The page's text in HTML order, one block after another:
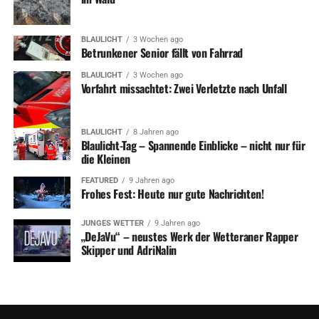
Einsatzkräfte handeln nicht willkürlich, sondern sorgen
unter oftmals schwierigen Bedingungen für die
Sicherheit der Bevölkerung und einen reibungslosen
Einsatzablauf. Jede Missachtung von Absperrungen
gefährdet Menschen und erschwert die Arbeit der
Feuerwehr erheblich.
Foto: Feuerwehr
ADVERTISEMENT
UP NEXT
BLAULICHT 3 Wochen ago
Betrunkener Senior fällt von Fahrrad
BLAULICHT 3 Wochen ago
Vorfahrt missachtet: Zwei Verletzte nach Unfall
BLAULICHT 8 Jahren ago
Blaulicht-Tag – Spannende Einblicke – nicht nur für
die Kleinen
FEATURED 9 Jahren ago
Frohes Fest: Heute nur gute Nachrichten!
JUNGES WETTER 9 Jahren ago
„DeJaVu“ – neustes Werk der Wetteraner Rapper
Skipper und AdriNalin